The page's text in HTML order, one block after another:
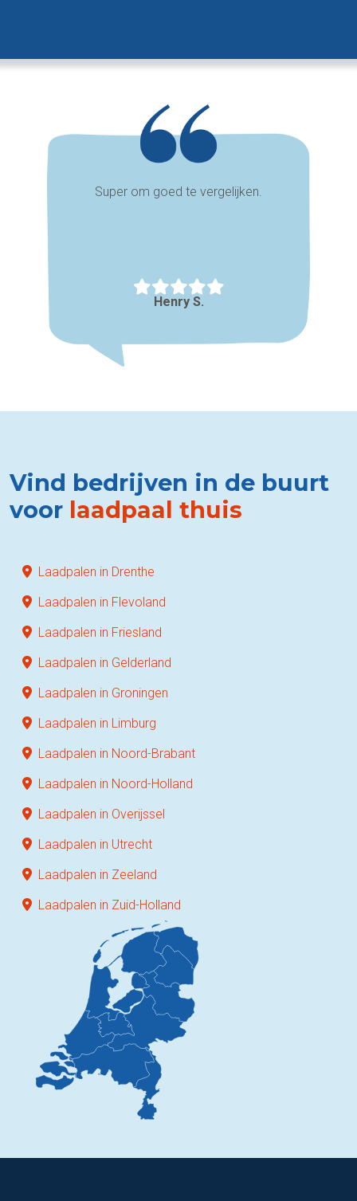
Super om goed te vergelijken.
Henry S.
Vind bedrijven in de buurt
voor laadpaal thuis
Laadpalen in Drenthe
Laadpalen in Flevoland
Laadpalen in Friesland
Laadpalen in Gelderland
Laadpalen in Groningen
Laadpalen in Limburg
Laadpalen in Noord-Brabant
Laadpalen in Noord-Holland
Laadpalen in Overijssel
Laadpalen in Utrecht
Laadpalen in Zeeland
Laadpalen in Zuid-Holland